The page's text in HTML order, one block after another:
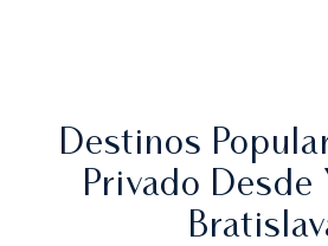
Destinos
Privado Desde